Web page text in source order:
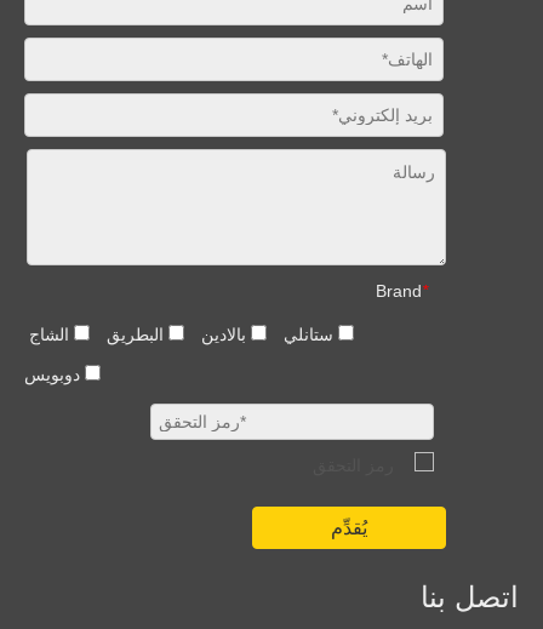
*
Brand
ستانلي بالادين البطريق الشاج
دوبويس
يُقدِّم
اتصل بنا